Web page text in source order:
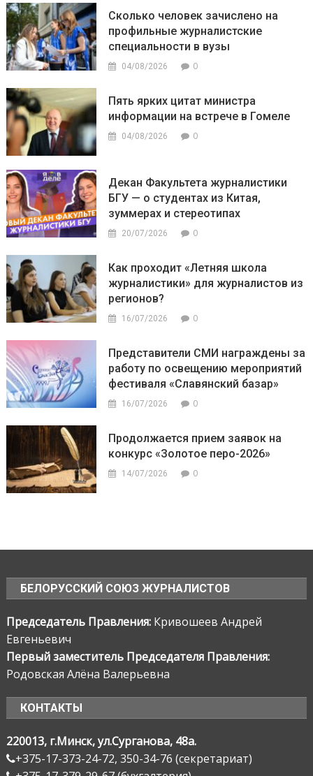
Сколько человек зачислено на
профильные журналистские
специальности в вузы
04/08/2026 0
Пять ярких цитат министра
информации на встрече в Гомеле
04/08/2026 0
Декан Факультета журналистики
БГУ — о студентах из Китая,
зуммерах и стереотипах
20/07/2026 0
Как проходит «Летняя школа
журналистики» для журналистов из
регионов?
16/07/2026 0
Представители СМИ награждены за
работу по освещению мероприятий
фестиваля «Славянский базар»
16/07/2026 0
Продолжается прием заявок на
конкурс «Золотое перо-2026»
14/07/2026 0
БЕЛОРУССКИЙ СОЮЗ ЖУРНАЛИСТОВ
Председатель Правления: Кривошеев Андрей
Евгеньевич
Первый заместитель Председателя Правления:
Родовская Алёна Валерьевна
КОНТАКТЫ
220013, г.Минск, ул.Сурганова, 48а.
+375-17-373-24-72, 350-34-76 (секретариат)